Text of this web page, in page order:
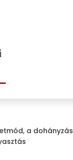
a dohányzás